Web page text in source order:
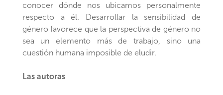
conocer dónde nos ubicamos personalmente
respecto a él. Desarrollar la sensibilidad de
género favorece que la perspectiva de género no
sea un elemento más de trabajo, sino una
cuestión humana imposible de eludir.
Las autoras